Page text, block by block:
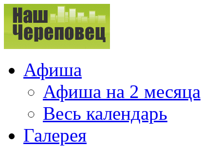
Афиша
Афиша на 2 месяца
Весь календарь
Галерея